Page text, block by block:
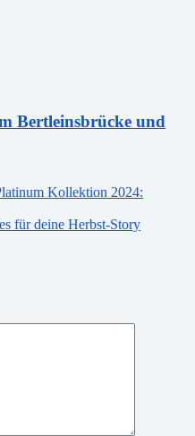
Bertleinsbrücke und
Kollektion 2024:
für deine Herbst-Story